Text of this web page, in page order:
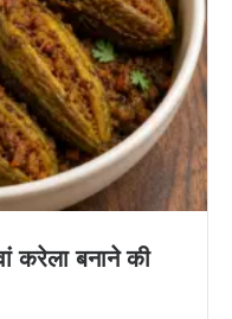
करेला बनाने की